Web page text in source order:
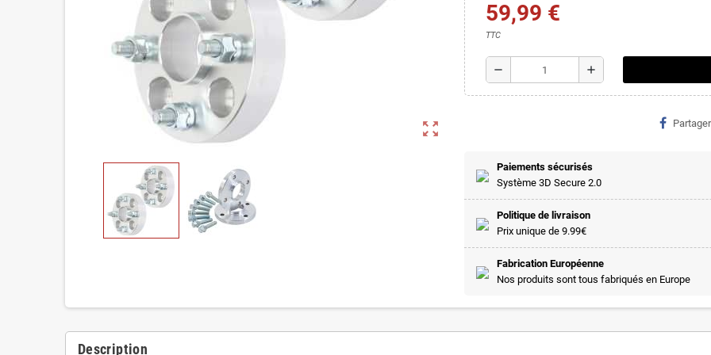
zoom_out_map
59,99 €
TTC
remove add
Partager
Paiements sécurisés
Système 3D Secure 2.0
Politique de livraison
Prix unique de 9.99€
Fabrication Européenne
Nos produits sont tous fabriqués en Europe
Description